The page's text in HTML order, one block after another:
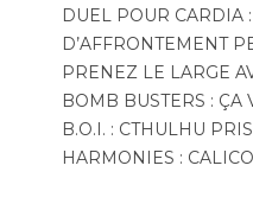
DUEL POUR CARDIA
D’AFFRONTEMENT
PRENEZ LE LARGE
BOMB BUSTERS : ÇA
B.O.I. : CTHULHU
HARMONIES :